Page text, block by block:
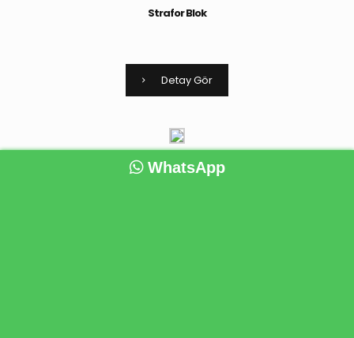
Strafor Blok
Detay Gör
Strafor Ã–zel Kesim
WhatsApp